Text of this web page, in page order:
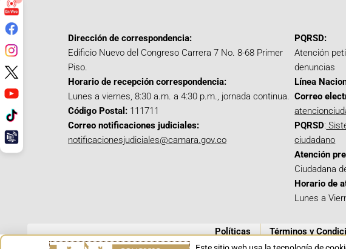
Dirección de correspondencia:
Edificio Nuevo del Congreso Carrera 7 No. 8-68 Primer
Piso.
Horario de recepción correspondencia:
Lunes a viernes, 8:30 a.m. a 4:30 p.m., jornada continua.
Código Postal: 111711
Correo notificaciones judiciales:
notificacionesjudiciales@camara.gov.co
PQRSD:
Atención
denuncias
Línea
Correo
PQRSD:
ciudadano
Atención
Ciudadana
Horario de
Lunes a
Políticas Términos y